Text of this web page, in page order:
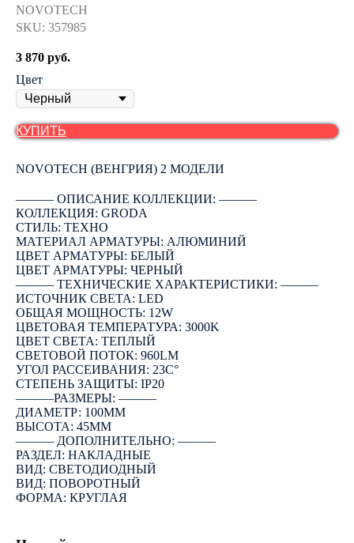
NOVOTECH
SKU: 357985
3 870 руб.
Цвет
КУПИТЬ
NOVOTECH (ВЕНГРИЯ) 2 МОДЕЛИ
――― ОПИСАНИЕ КОЛЛЕКЦИИ: ―――
КОЛЛЕКЦИЯ: GRODA
СТИЛЬ: ТЕХНО
МАТЕРИАЛ АРМАТУРЫ: АЛЮМИНИЙ
ЦВЕТ АРМАТУРЫ: БЕЛЫЙ
ЦВЕТ АРМАТУРЫ: ЧЕРНЫЙ
――― ТЕХНИЧЕСКИЕ ХАРАКТЕРИСТИКИ: ―――
ИСТОЧНИК СВЕТА: LED
ОБЩАЯ МОЩНОСТЬ: 12W
ЦВЕТОВАЯ ТЕМПЕРАТУРА: 3000K
ЦВЕТ СВЕТА: ТЕПЛЫЙ
СВЕТОВОЙ ПОТОК: 960LM
УГОЛ РАССЕИВАНИЯ: 23C°
СТЕПЕНЬ ЗАЩИТЫ: IP20
―――РАЗМЕРЫ: ―――
ДИАМЕТР: 100ММ
ВЫСОТА: 45ММ
――― ДОПОЛНИТЕЛЬНО: ―――
РАЗДЕЛ: НАКЛАДНЫЕ
ВИД: СВЕТОДИОДНЫЙ
ВИД: ПОВОРОТНЫЙ
ФОРМА: КРУГЛАЯ